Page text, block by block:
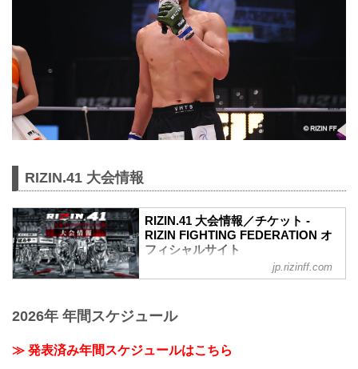
RIZIN.41 大会情報
RIZIN.41 大会情報／チケット -
RIZIN FIGHTING FEDERATION オ
フィシャルサイト
youtu.be
開催日時
jp.rizinff.com
2026年 年間スケジュール
≫ 発表済み年間スケジュールはこちら